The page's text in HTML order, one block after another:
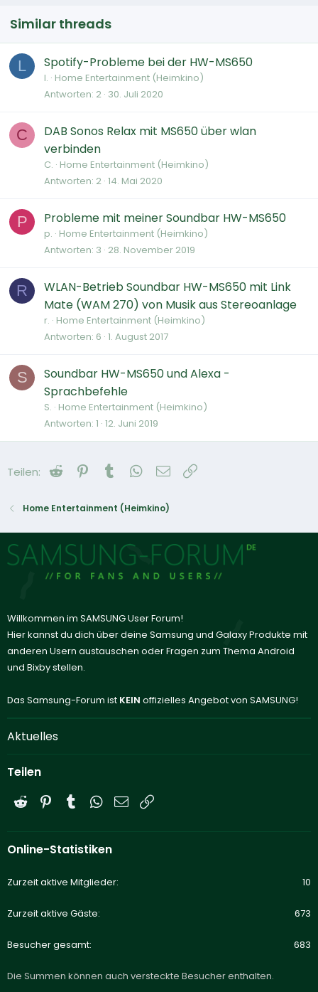
Similar threads
L Spotify-Probleme bei der HW-MS650
l. Home Entertainment (Heimkino)
Antworten 2 30. Juli 2020
C
DAB Sonos Relax mit MS650 über wlan
verbinden
C. Home Entertainment (Heimkino)
Antworten 2 14. Mai 2020
P Probleme mit meiner Soundbar HW-MS650
p. Home Entertainment (Heimkino)
Antworten 3 28. November 2019
R
WLAN-Betrieb Soundbar HW-MS650 mit Link
Mate (WAM 270) von Musik aus Stereoanlage
r. Home Entertainment (Heimkino)
Antworten 6 1. August 2017
S
Soundbar HW-MS650 und Alexa -
Sprachbefehle
S. Home Entertainment (Heimkino)
Antworten 1 12. Juni 2019
Teilen: Reddit Pinterest
Tumblr WhatsApp
E-Mail
Home Entertainment (Heimkino)
Willkommen im SAMSUNG User Forum!
Hier kannst du dich über deine Samsung und Galaxy Produkte mit
anderen Usern austauschen oder Fragen zum Thema Android
und Bixby stellen.
Das Samsung-Forum ist KEIN offizielles Angebot von SAMSUNG!
Aktuelles
Teilen
Reddit PinterestTumblrWhatsApp
E-Mail
Online-Statistiken
Zurzeit aktive Mitglieder 10
Zurzeit aktive Gäste 673
Besucher gesamt 683
Die Summen können auch versteckte Besucher enthalten.